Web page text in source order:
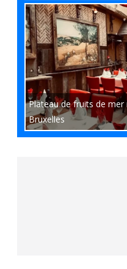
Plateau de fruits de
Bruxelles